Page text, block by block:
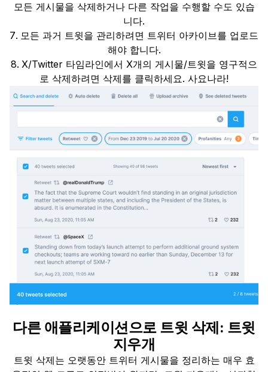
모든 게시물을 삭제하거나 다른 작업을 수행할 수도 있습
니다.
모든 과거 트윗을 관리하려면 트위터 아카이브를 업로드
해야 합니다.
X/Twitter 타임라인에서 X개의 게시물/트윗을 영구적으
로 삭제하려면 삭제를 클릭하세요. 사요나라!
다른 애플리케이션으로 트윗 삭제: 트윗
지우개
트윗 삭제는 오랫동안 트위터 게시물을 정리하는 매우 효